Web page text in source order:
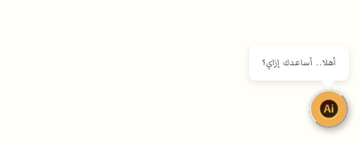
أهلا.. أساعدك إزاي؟